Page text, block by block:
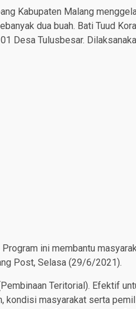
Kabupaten Malang
dua buah. Bati Tuud
Desa Tulusbesar.
ini membantu
Post, Selasa (29/6/2021).
Teritorial). Efektif
kondisi masyarakat serta